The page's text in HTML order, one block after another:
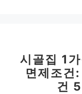
시골집 1
면제조건
건